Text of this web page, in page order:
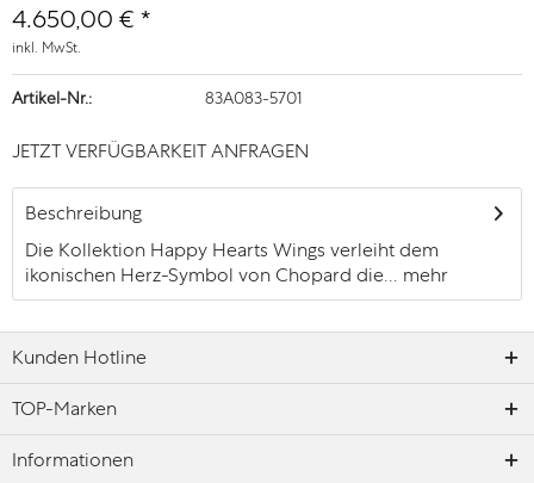
4.650,00 € *
inkl. MwSt.
Artikel-Nr.: 83A083-5701
JETZT VERFÜGBARKEIT ANFRAGEN
Beschreibung
Die Kollektion Happy Hearts Wings verleiht dem
ikonischen Herz-Symbol von Chopard die... mehr
Kunden Hotline
TOP-Marken
Informationen